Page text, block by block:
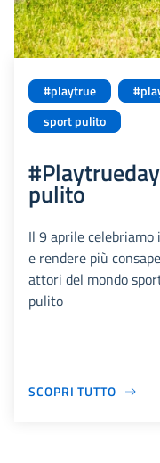
#playtrue
sport pulito
pulito
Il 9 aprile celebriamo
e rendere più
attori del mondo
pulito
SCOPRI TUTTO